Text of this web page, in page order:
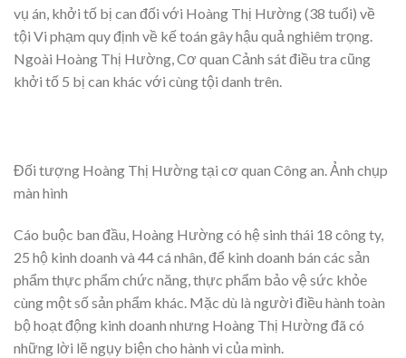
vụ án, khởi tố bị can đối với Hoàng Thị Hường (38 tuổi) về
tội Vi phạm quy định về kế toán gây hậu quả nghiêm trọng.
Ngoài Hoàng Thị Hường, Cơ quan Cảnh sát điều tra cũng
khởi tố 5 bị can khác với cùng tội danh trên.
Đối tượng Hoàng Thị Hường tại cơ quan Công an. Ảnh chụp
màn hình
Cáo buộc ban đầu, Hoàng Hường có hệ sinh thái 18 công ty,
25 hộ kinh doanh và 44 cá nhân, để kinh doanh bán các sản
phẩm thực phẩm chức năng, thực phẩm bảo vệ sức khỏe
cùng một số sản phẩm khác. Mặc dù là người điều hành toàn
bộ hoạt động kinh doanh nhưng Hoàng Thị Hường đã có
những lời lẽ ngụy biện cho hành vi của mình.